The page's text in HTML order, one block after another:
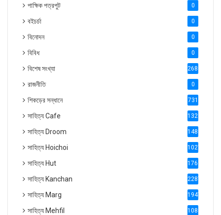
পাক্ষিক পত্রপুট 0
বইচর্চা 0
বিনোদন 0
বিবিধ 0
বিশেষ সংখ্যা 2686
রাজনীতি 0
শিকড়ের সন্ধানে 731
সাহিত্য Cafe 1321
সাহিত্য Droom 1488
সাহিত্য Hoichoi 1027
সাহিত্য Hut 1769
সাহিত্য Kanchan 2287
সাহিত্য Marg 1947
সাহিত্য Mehfil 1088